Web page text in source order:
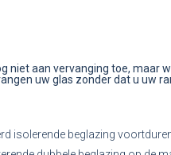
niet aan vervanging toe, maar
uw glas zonder dat u uw
isolerende beglazing